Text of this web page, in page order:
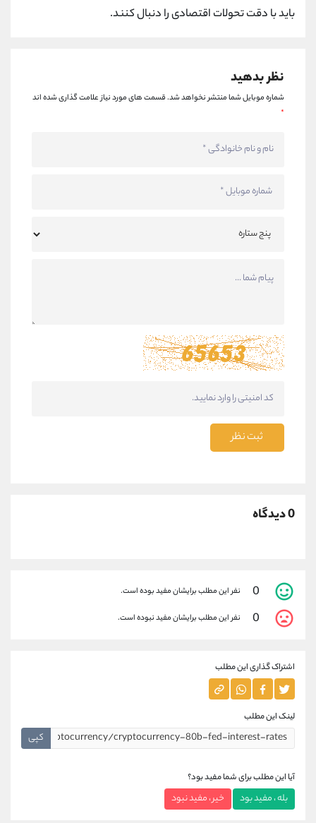
باید با دقت تحولات اقتصادی را دنبال کنند.
نظر بدهید
شماره موبایل شما منتشر نخواهد شد.قسمت های مورد نیاز علامت گذاری شده اند
*
ثبت نظر
0 دیدگاه
0 نفر این مطلب برایشان مفید بوده است.
0 نفر این مطلب برایشان مفید نبوده است.
اشتراک گذاری این مطلب
لینک این مطلب
کپی
آیا این مطلب برای شما مفید بود؟
بله ، مفید بود خیر ، مفید نبود